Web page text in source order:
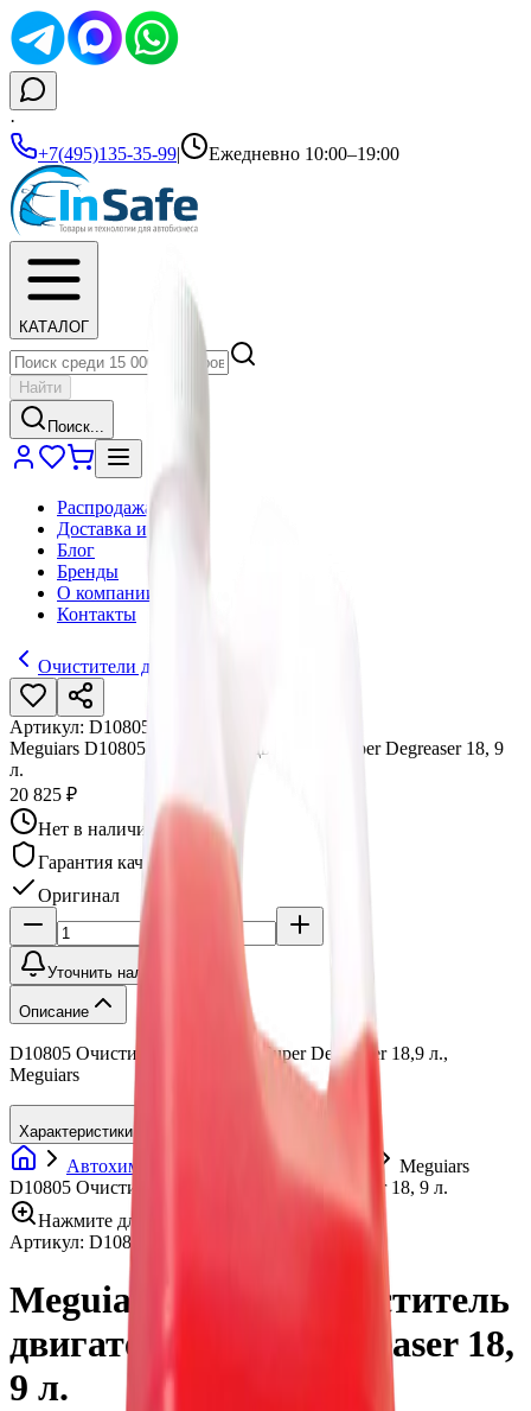
·
+7(495)135-35-99| Ежедневно 10:00–19:00
КАТАЛОГ
Найти
Поиск...
Распродажа
Доставка и оплата
Блог
Бренды
О компании
Контакты
Очистители двигателя
Артикул: D10805
Meguiars D10805 Очиститель двигателя Super Degreaser 18, 9
л.
20 825 ₽
Нет в наличии
Гарантия качества
Оригинал
Уточнить наличие
Описание
D10805 Очиститель двигателя Super Degreaser 18,9 л.,
Meguiars
Характеристики
Автохимия
Meguiars
D10805 Очиститель двигателя Super Degreaser 18, 9 л.
Нажмите для увеличения
Артикул: D10805
Meguiars D10805 Очиститель
двигателя Super Degreaser 18,
9 л.